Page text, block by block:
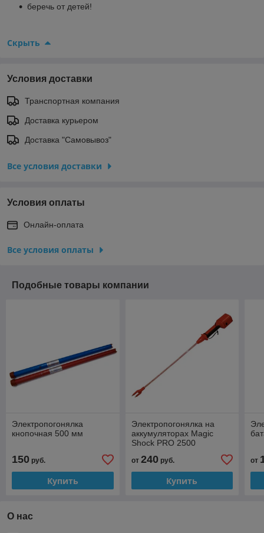
беречь от детей!
Скрыть
Условия доставки
Транспортная компания
Доставка курьером
Доставка "Самовывоз"
Все условия доставки
Условия оплаты
Онлайн-оплата
Все условия оплаты
Подобные товары компании
Электропогонялка
кнопочная 500 мм
150 руб.
Купить
Электропогонялка на
аккумуляторах Magic
Shock PRO 2500
от 240руб.
Купить
от
О нас